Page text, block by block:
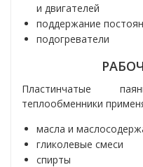
и двигателей
поддержание
подогреватели
Пластинчатые
теплообменники
масла и
гликолевые смеси
спирты